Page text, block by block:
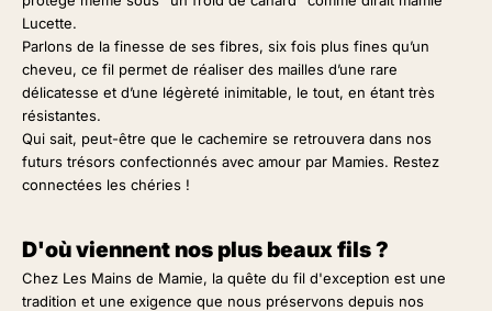
Lucette.
Parlons de la finesse de ses fibres, six fois plus fines qu’un
cheveu, ce fil permet de réaliser des mailles d’une rare
délicatesse et d’une légèreté inimitable, le tout, en étant très
résistantes.
Qui sait, peut-être que le cachemire se retrouvera dans nos
futurs trésors confectionnés avec amour par Mamies. Restez
connectées les chéries !
D'où viennent nos plus beaux fils ?
Chez Les Mains de Mamie, la quête du fil d'exception est une
tradition et une exigence que nous préservons depuis nos